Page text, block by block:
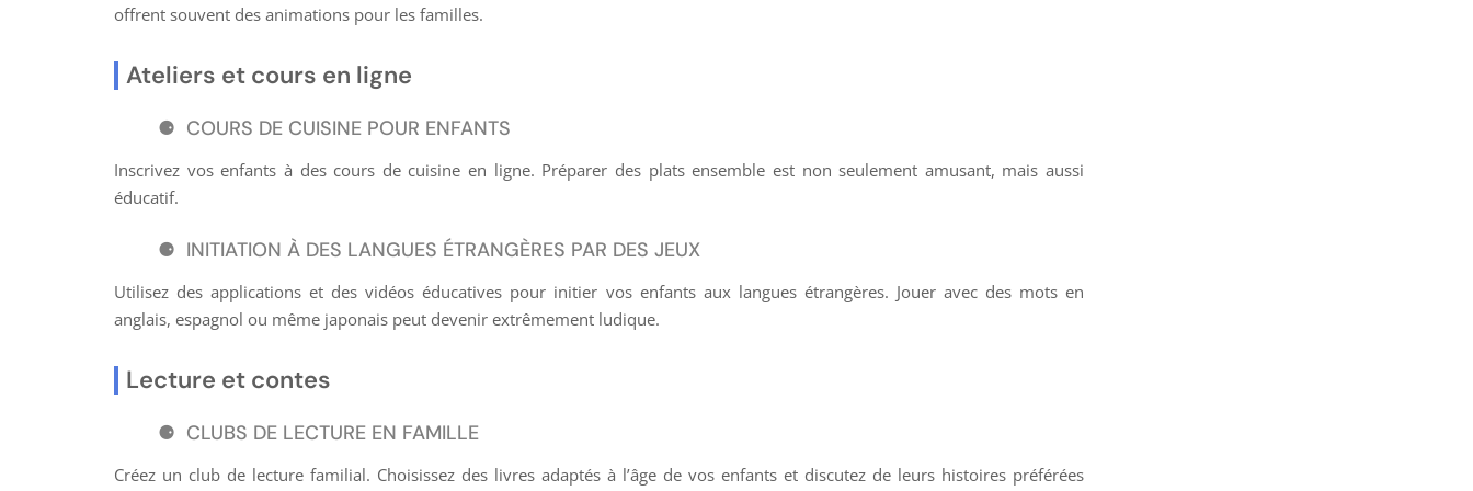
offrent souvent des animations pour les familles.
Ateliers et cours en ligne
COURS DE CUISINE POUR ENFANTS
Inscrivez vos enfants à des cours de cuisine en ligne. Préparer des plats ensemble est non seulement amusant, mais aussi
éducatif.
INITIATION À DES LANGUES ÉTRANGÈRES PAR DES JEUX
Utilisez des applications et des vidéos éducatives pour initier vos enfants aux langues étrangères. Jouer avec des mots en
anglais, espagnol ou même japonais peut devenir extrêmement ludique.
Lecture et contes
CLUBS DE LECTURE EN FAMILLE
Créez un club de lecture familial. Choisissez des livres adaptés à l’âge de vos enfants et discutez de leurs histoires préférées